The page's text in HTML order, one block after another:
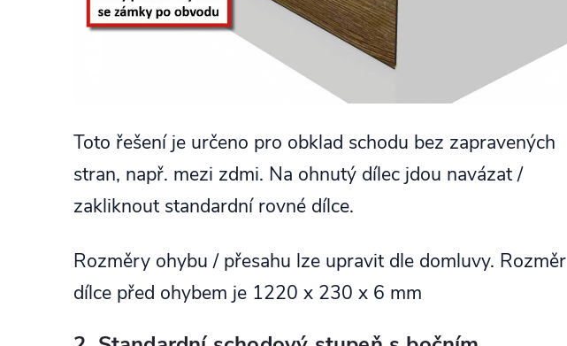
Toto řešení je určeno pro obklad schodu bez zapravených
stran, např. mezi zdmi. Na ohnutý dílec jdou navázat /
zakliknout standardní rovné dílce.
Rozměry ohybu / přesahu lze upravit dle domluvy. Rozměr
dílce před ohybem je 1220 x 230 x 6 mm